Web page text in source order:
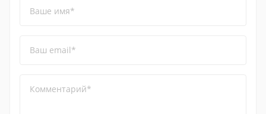
Ваше имя*
Ваш email*
Комментарий*